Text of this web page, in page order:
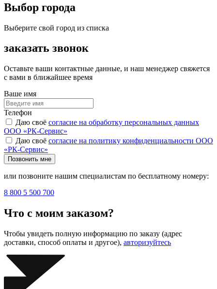
Выбор города
Выберите свой город из списка
заказать звонок
Оставьте ваши контактные данные, и наш менеджер свяжется
с вами в ближайшее время
Ваше имя
Телефон
Даю своё согласие на обработку персональных данных
ООО «РК-Сервис»
Даю своё согласие на политику конфиденциальности ООО
«РК-Сервис»
Позвонить мне
или позвоните нашим специалистам по бесплатному номеру:
8 800 5 500 700
Что с моим заказом?
Чтобы увидеть полную информацию по заказу (адрес
доставки, способ оплаты и другое), авторизуйтесь